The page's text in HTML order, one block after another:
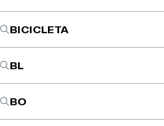
BICICLETA
BL
BO